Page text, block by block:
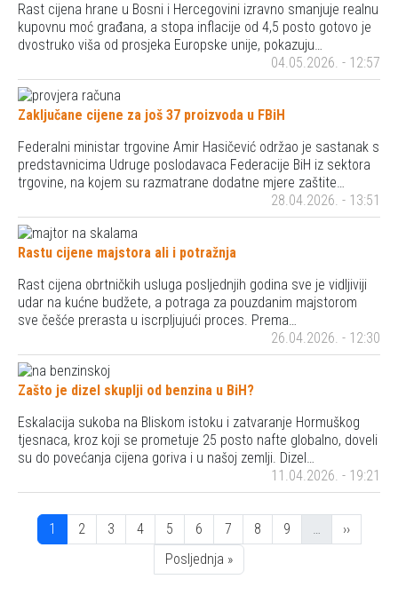
Rast cijena hrane u Bosni i Hercegovini izravno smanjuje realnu
kupovnu moć građana, a stopa inflacije od 4,5 posto gotovo je
dvostruko viša od prosjeka Europske unije, pokazuju…
04.05.2026. - 12:57
Zaključane cijene za još 37 proizvoda u FBiH
Federalni ministar trgovine Amir Hasičević održao je sastanak s
predstavnicima Udruge poslodavaca Federacije BiH iz sektora
trgovine, na kojem su razmatrane dodatne mjere zaštite…
28.04.2026. - 13:51
Rastu cijene majstora ali i potražnja
Rast cijena obrtničkih usluga posljednjih godina sve je vidljiviji
udar na kućne budžete, a potraga za pouzdanim majstorom
sve češće prerasta u iscrpljujući proces. Prema…
26.04.2026. - 12:30
Zašto je dizel skuplji od benzina u BiH?
Eskalacija sukoba na Bliskom istoku i zatvaranje Hormuškog
tjesnaca, kroz koji se prometuje 25 posto nafte globalno, doveli
su do povećanja cijena goriva i u našoj zemlji. Dizel…
11.04.2026. - 19:21
Pagination
Stranica
1 Stranica
2 Stranica
3 Stranica
4 Stranica
5 Stranica
6 Stranica
7 Stranica
8 Stranica
9 … Next
››
Posljednja stranica
Posljednja »